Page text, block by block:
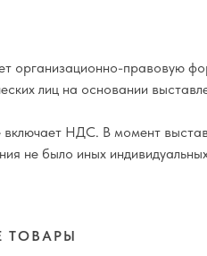
организационно-правовую
лиц на основании
НДС. В момент
не было иных
ТОВАРЫ